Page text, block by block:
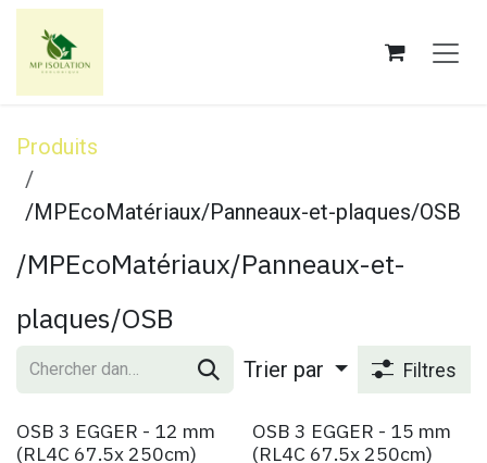
Se rendre au contenu
Produits
/MPEcoMatériaux/Panneaux-et-plaques/OSB
/MPEcoMatériaux/Panneaux-et-
plaques/OSB
Trier par Filtres
OSB 3 EGGER - 12 mm
(RL4C 67.5x 250cm)
OSB 3 EGGER - 15 mm
(RL4C 67.5x 250cm)